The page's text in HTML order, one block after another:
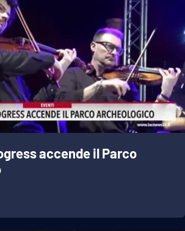
insieme
accende il Parco